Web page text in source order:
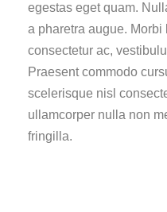
egestas eget quam.
a pharetra augue. Morbi
consectetur ac,
Praesent commodo
scelerisque nisl
ullamcorper nulla non
fringilla.